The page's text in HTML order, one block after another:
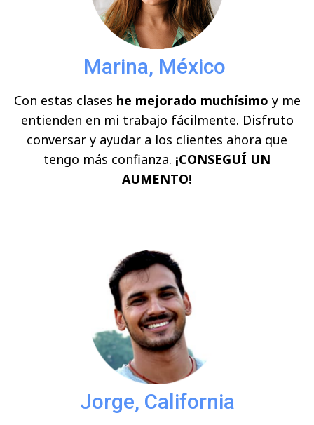
Marina, México
Con estas clases he mejorado muchísimo y me
entienden en mi trabajo fácilmente. Disfruto
conversar y ayudar a los clientes ahora que
tengo más confianza. ¡CONSEGUÍ UN
AUMENTO!
Jorge, California